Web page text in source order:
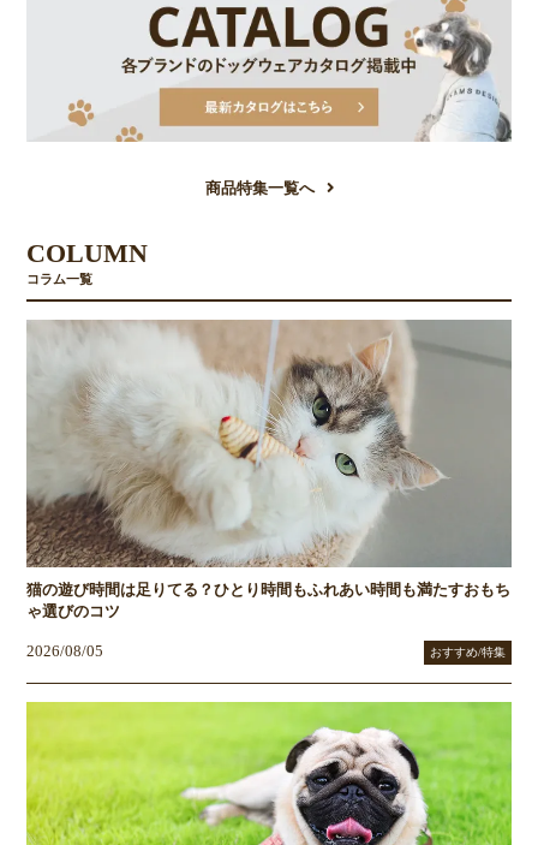
商品特集一覧へ
COLUMN
コラム一覧
猫の遊び時間は足りてる？ひとり時間もふれあい時間も満たすおもち
ゃ選びのコツ
2026/08/05 おすすめ/特集